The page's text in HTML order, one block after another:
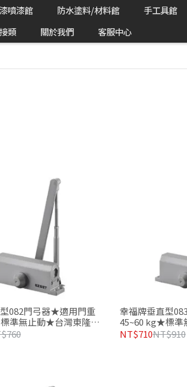
噴漆館 防水塗料/材料館 手工具館
類 關於我們 客服中心
082門弓器★適用門重
準無止動★台灣東隆五
保證
幸福牌垂直型
45~60 kg★標準
金製造品質有保證
NT$710NT$910